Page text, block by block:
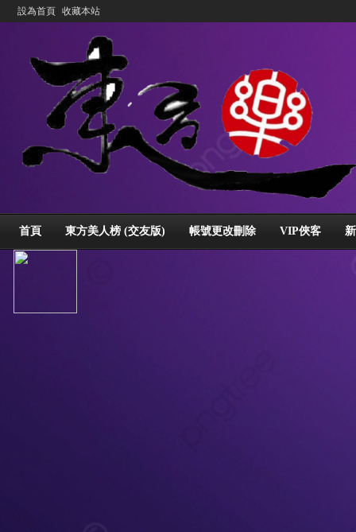
設為首頁 收藏本站
首頁 東方美人榜 (交友版) 帳號更改刪除 VIP俠客